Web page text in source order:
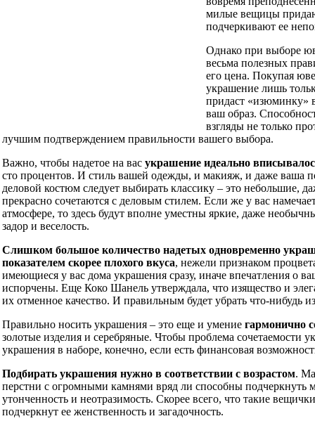
милые вещицы
подчеркивают ее
Однако при выборе
весьма полезных
его цена. Покупая
украшение лишь
придаст «изюминку»
ваш образ.
взгляды не только
лучшим подтверждением правильности вашего выбора.
Важно, чтобы надетое на вас украшение идеально
сто процентов. И стиль вашей одежды, и макияж, и даже ваша
деловой костюм следует выбирать классику – это небольшие,
прекрасно сочетаются с деловым стилем. Если же у вас
атмосфере, то здесь будут вполне уместны яркие, даже
задор и веселость.
Слишком большое количество надетых одновременно
показателем скорее плохого вкуса, нежели признаком
имеющиеся у вас дома украшения сразу, иначе впечатления о
испорчены. Еще Коко Шанель утверждала, что изящество и
их отменное качество. И правильным будет убрать что-нибудь
Правильно носить украшения – это еще и умение гармонично
золотые изделия и серебряные. Чтобы проблема сочетаемости
украшения в наборе, конечно, если есть финансовая
Подбирать украшения нужно в соответствии с возрастом.
перстни с огромными камнями вряд ли способны подчеркнуть
утонченность и неотразимость. Скорее всего, что такие
подчеркнут ее женственность и загадочность.